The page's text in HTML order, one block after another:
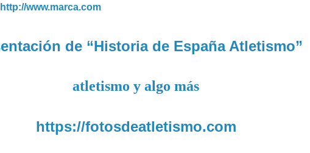
www.marca.com
de “Historia de España Atletismo”
atletismo y algo más
https://fotosdeatletismo.com